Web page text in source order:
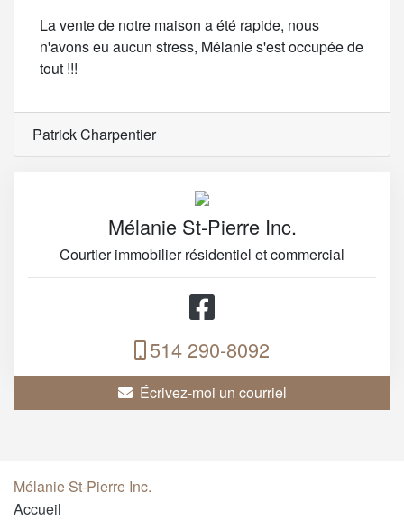
La vente de notre maison a été rapide, nous
n'avons eu aucun stress, Mélanie s'est occupée de
tout !!!
Patrick Charpentier
Mélanie St-Pierre Inc.
Courtier immobilier résidentiel et commercial
514 290-8092
Écrivez-moi un courriel
Mélanie St-Pierre Inc.
Accueil